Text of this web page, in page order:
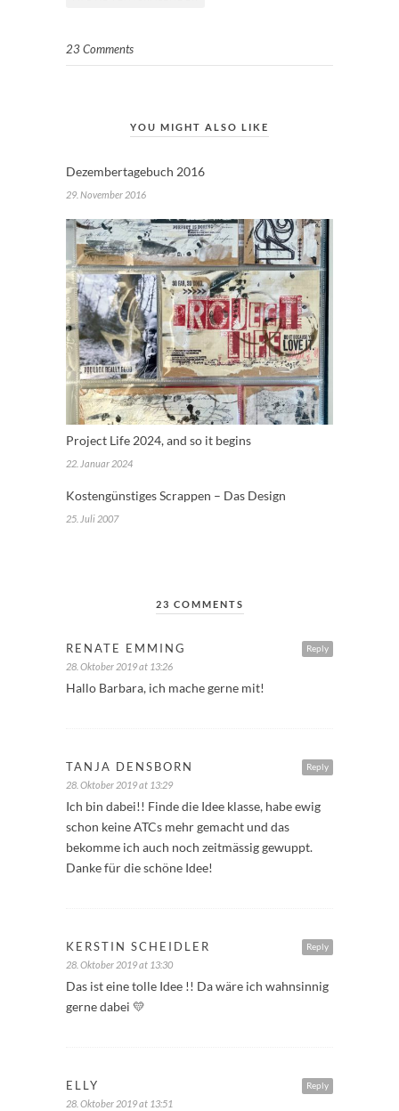
23 Comments
YOU MIGHT ALSO LIKE
Dezembertagebuch 2016
29. November 2016
Project Life 2024, and so it begins
22. Januar 2024
Kostengünstiges Scrappen – Das Design
25. Juli 2007
23 COMMENTS
Reply
RENATE EMMING
28. Oktober 2019 at 13:26
Hallo Barbara, ich mache gerne mit!
Reply
TANJA DENSBORN
28. Oktober 2019 at 13:29
Ich bin dabei!! Finde die Idee klasse, habe ewig
schon keine ATCs mehr gemacht und das
bekomme ich auch noch zeitmässig gewuppt.
Danke für die schöne Idee!
Reply
KERSTIN SCHEIDLER
28. Oktober 2019 at 13:30
Das ist eine tolle Idee !! Da wäre ich wahnsinnig
gerne dabei 💛
Reply
ELLY
28. Oktober 2019 at 13:51